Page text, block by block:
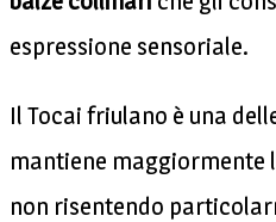
espressione sensoriale.
Il Tocai friulano è una
mantiene
non risentendo